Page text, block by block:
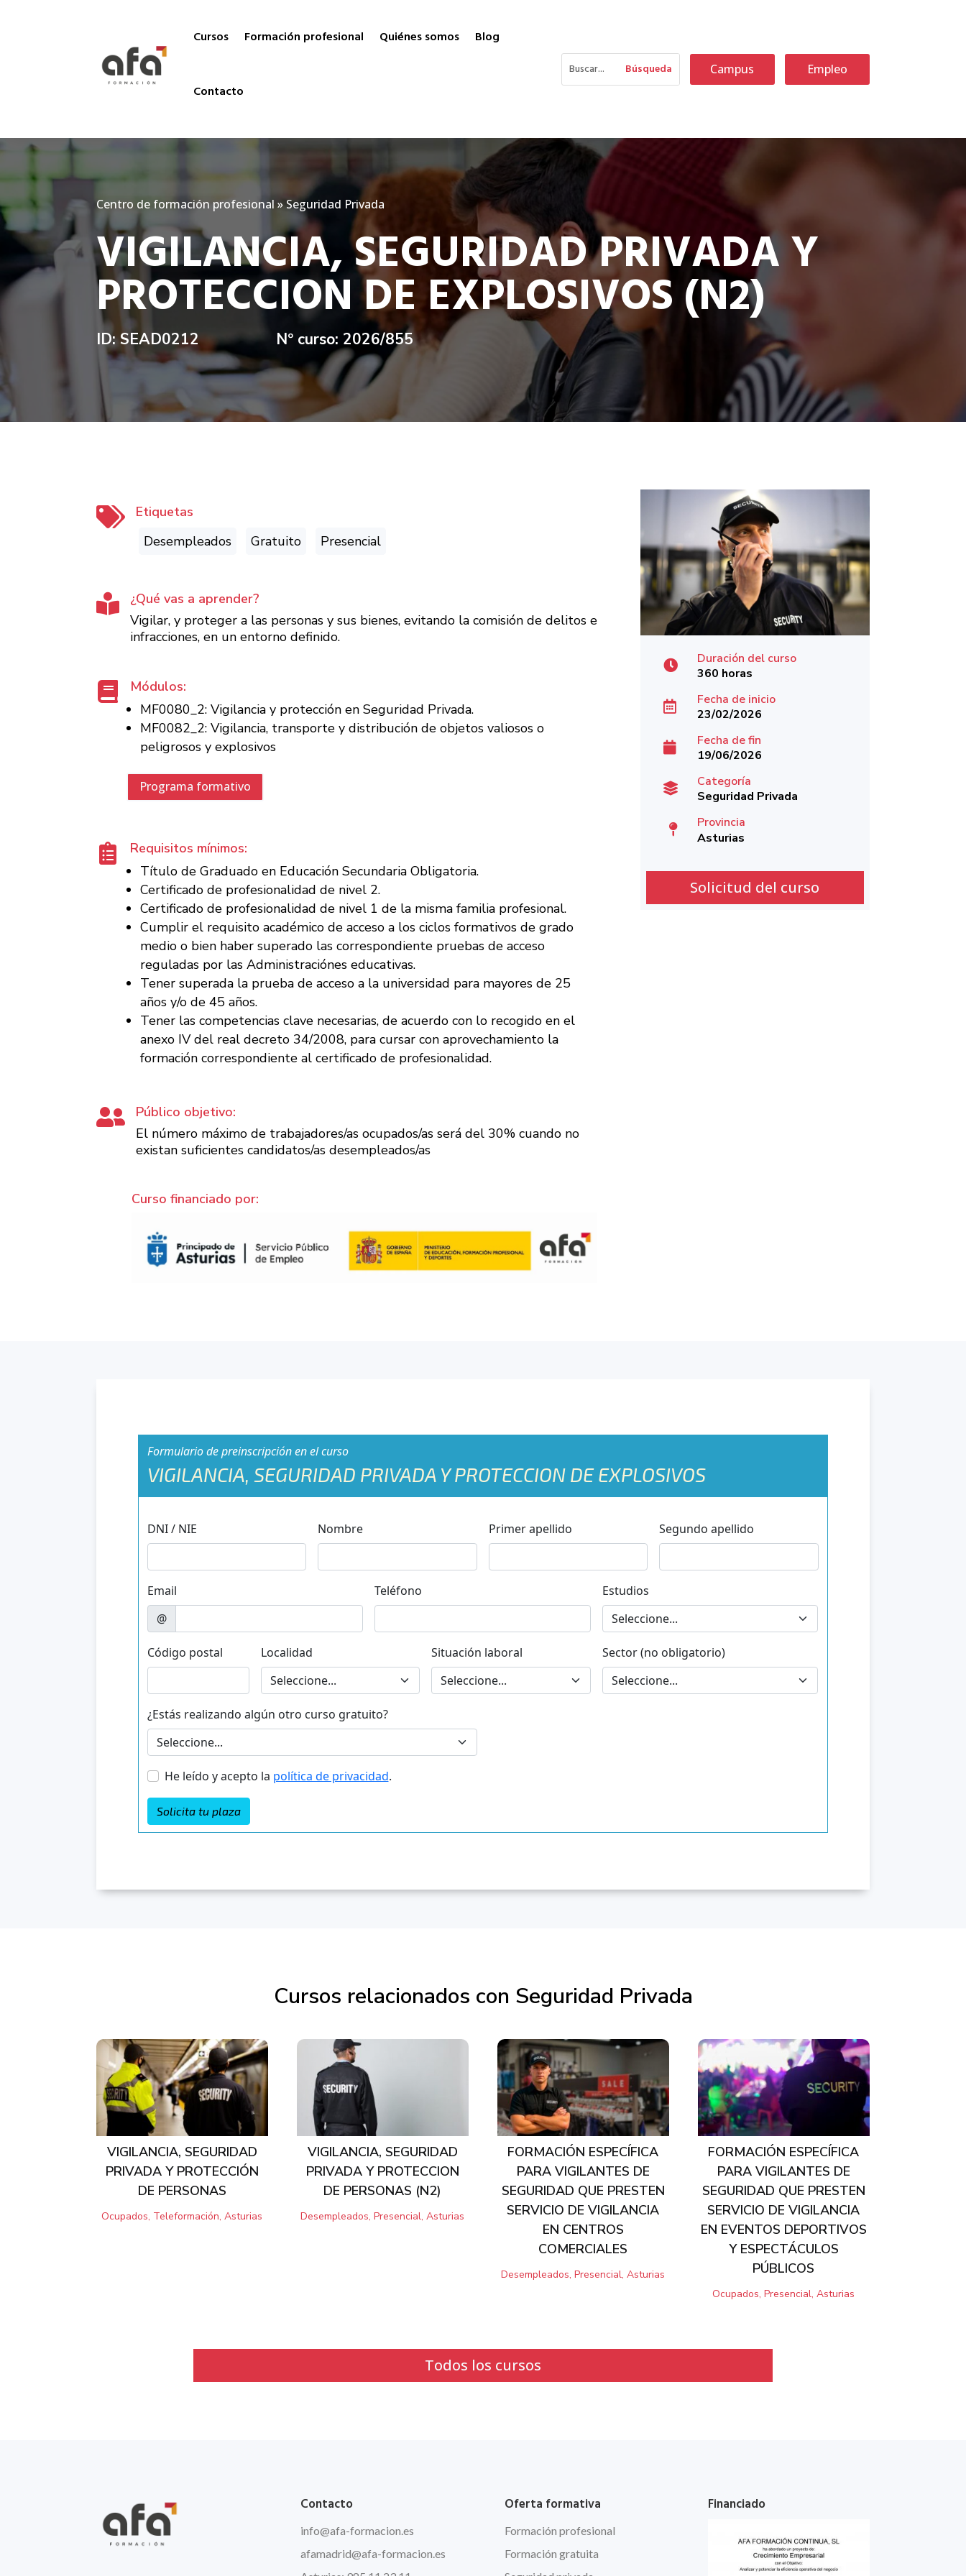
Cursos Formación profesional Quiénes somos Blog
Contacto
Campus Empleo
Centro de formación profesional » Seguridad Privada
VIGILANCIA, SEGURIDAD PRIVADA Y
PROTECCION DE EXPLOSIVOS (N2)
ID: SEAD0212 Nº curso: 2026/855

Etiquetas
Desempleados
Gratuito Presencial

¿Qué vas a aprender?
Vigilar, y proteger a las personas y sus bienes, evitando la comisión de delitos e
infracciones, en un entorno definido.

Módulos:
MF0080_2: Vigilancia y protección en Seguridad Privada.
MF0082_2: Vigilancia, transporte y distribución de objetos valiosos o
peligrosos y explosivos
Programa formativo

Requisitos mínimos:
Título de Graduado en Educación Secundaria Obligatoria.
Certificado de profesionalidad de nivel 2.
Certificado de profesionalidad de nivel 1 de la misma familia profesional.
Cumplir el requisito académico de acceso a los ciclos formativos de grado
medio o bien haber superado las correspondiente pruebas de acceso
reguladas por las Administraciónes educativas.
Tener superada la prueba de acceso a la universidad para mayores de 25
años y/o de 45 años.
Tener las competencias clave necesarias, de acuerdo con lo recogido en el
anexo IV del real decreto 34/2008, para cursar con aprovechamiento la
formación correspondiente al certificado de profesionalidad.

Público objetivo:
El número máximo de trabajadores/as ocupados/as será del 30% cuando no
existan suficientes candidatos/as desempleados/as
Curso financiado por:

Duración del curso
360 horas

Fecha de inicio
23/02/2026

Fecha de fin
19/06/2026

Categoría
Seguridad Privada

Provincia
Asturias
Solicitud del curso
Cursos relacionados con Seguridad Privada
VIGILANCIA, SEGURIDAD
PRIVADA Y PROTECCIÓN
DE PERSONAS
Ocupados, Teleformación, Asturias
VIGILANCIA, SEGURIDAD
PRIVADA Y PROTECCION
DE PERSONAS (N2)
Desempleados, Presencial, Asturias
FORMACIÓN ESPECÍFICA
PARA VIGILANTES DE
SEGURIDAD QUE PRESTEN
SERVICIO DE VIGILANCIA
EN CENTROS
COMERCIALES
Desempleados, Presencial, Asturias
FORMACIÓN ESPECÍFICA
PARA VIGILANTES DE
SEGURIDAD QUE PRESTEN
SERVICIO DE VIGILANCIA
EN EVENTOS DEPORTIVOS
Y ESPECTÁCULOS
PÚBLICOS
Ocupados, Presencial, Asturias
Todos los cursos
Contacto
info@afa-formacion.es
afamadrid@afa-formacion.es
Oferta formativa
Formación profesional
Formación gratuita
Financiado